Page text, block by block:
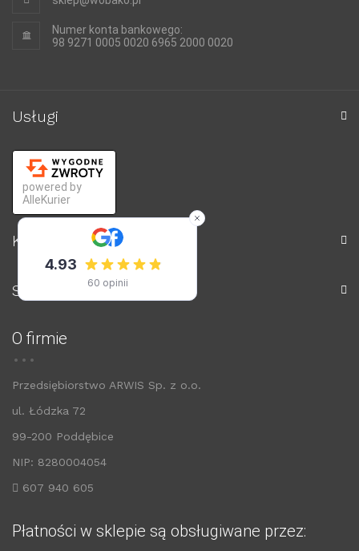
Numer konta bankowego:
98 9271 0005 0020 6965 2000 0020
Usługi
powered by
AlleKurier
Konto
Sklep
O firmie
Przedsiębiorstwo ARWIS Sp. z o.o.
ul. Łódzka 72
99-200 Poddębice
NIP: 8280004054
607 940 605
Płatności w sklepie są obsługiwane przez: